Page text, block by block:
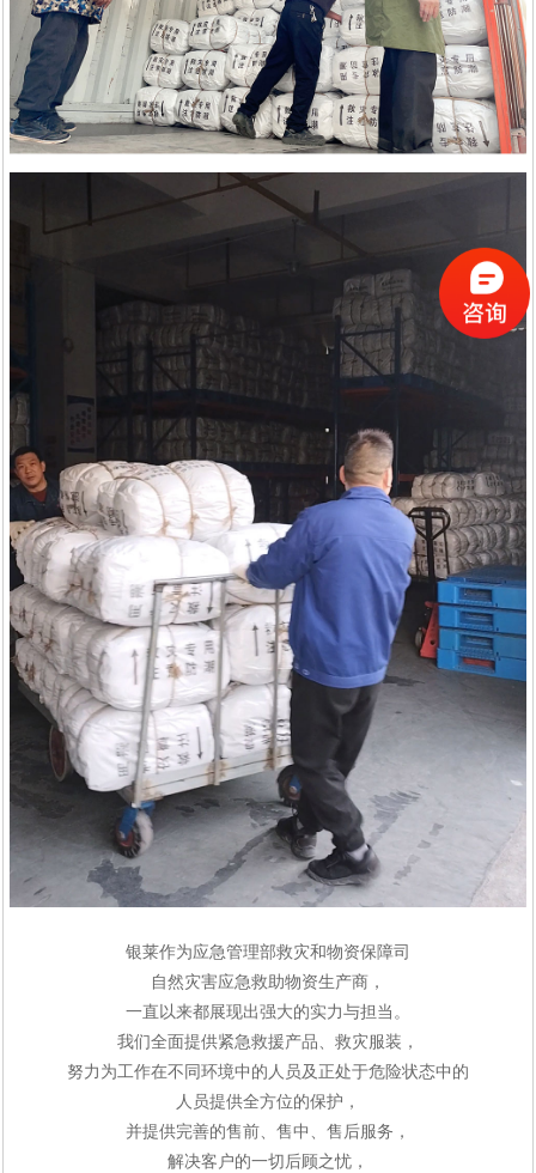
银莱作为应急管理部救灾和物资保障司
自然灾害应急救助物资生产商，
一直以来都展现出强大的实力与担当。
我们全面提供紧急救援产品、救灾服装，
努力为工作在不同环境中的人员及正处于危险状态中的
人员提供全方位的保护，
并提供完善的售前、售中、售后服务，
解决客户的一切后顾之忧，